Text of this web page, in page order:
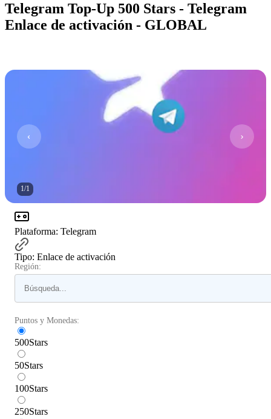
Telegram Top-Up 500 Stars - Telegram
Enlace de activación - GLOBAL
1/1
Plataforma: Telegram
Tipo: Enlace de activación
Región:
Puntos y Monedas:
500Stars
50Stars
100Stars
250Stars